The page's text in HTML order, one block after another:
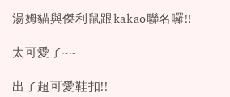
湯姆貓與傑利鼠跟kakao聯名囉!!
太可愛了~~
出了超可愛鞋扣!!